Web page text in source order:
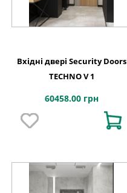
Вхідні двері Security Doors
TECHNO V 1
60458.00 грн